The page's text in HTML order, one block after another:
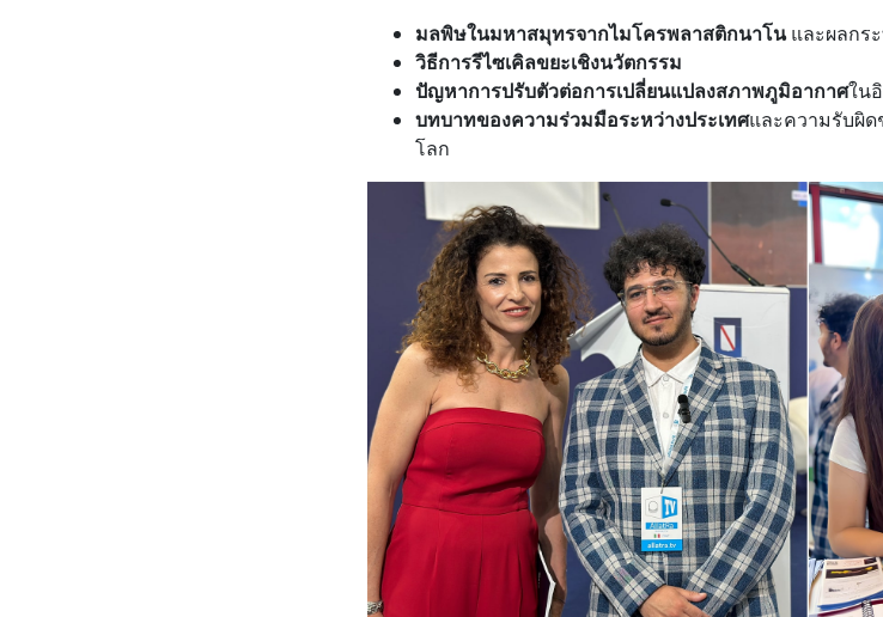
มลพิษในมหาสมุทรจากไมโครพลาสติกนาโนและผลกร
วิธีการรีไซเคิลขยะเชิงนวัตกรรม
ปัญหาการปรับตัวต่อการเปลี่ยนแปลงสภาพภูมิอากาศใน
บทบาทของความร่วมมือระหว่างประเทศและความรับผิ
โลก